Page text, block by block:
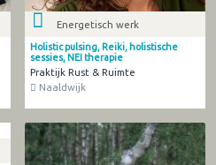
Energetisch werk
Holistic pulsing, Reiki, holistische
sessies, NEI therapie
Praktijk Rust & Ruimte
Naaldwijk